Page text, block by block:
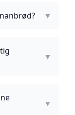
▼
▼
▼